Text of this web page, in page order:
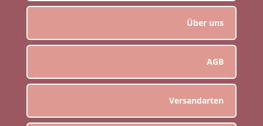
Über uns
AGB
Versandarten